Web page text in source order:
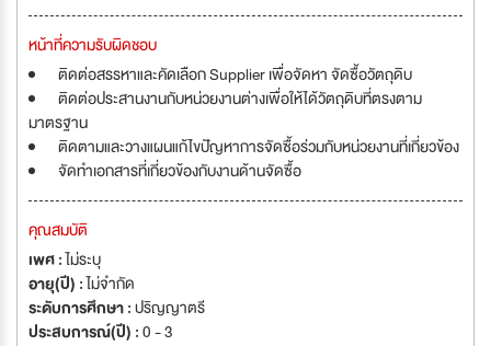
หน้าที่ความรับผิดชอบ
ติดต่อสรรหาและคัดเลือก Supplier เพื่อจัดหา จัดซื้อวัตถุดิบ
ติดต่อประสานงานกับหน่วยงานต่างเพื่อให้ได้วัตถุดิบที่ตรงตาม
มาตรฐาน
ติดตามและวางแผนแก้ไขปัญหาการจัดซื้อร่วมกับหน่วยงานที่เกี่ยวข้อง
จัดทำเอกสารที่เกี่ยวข้องกับงานด้านจัดซื้อ
คุณสมบัติ
เพศ :ไม่ระบุ
อายุ(ปี) :ไม่จำกัด
ระดับการศึกษา :ปริญญาตรี
ประสบการณ์(ปี) :0 - 3